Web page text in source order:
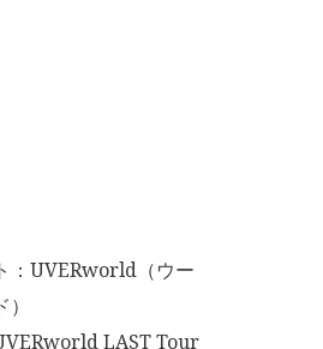
：UVERworld（ウー
LAST Tour